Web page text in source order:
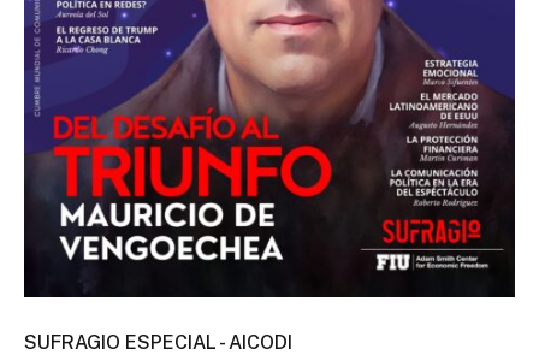
SUFRAGIO ESPECIAL - AICODI